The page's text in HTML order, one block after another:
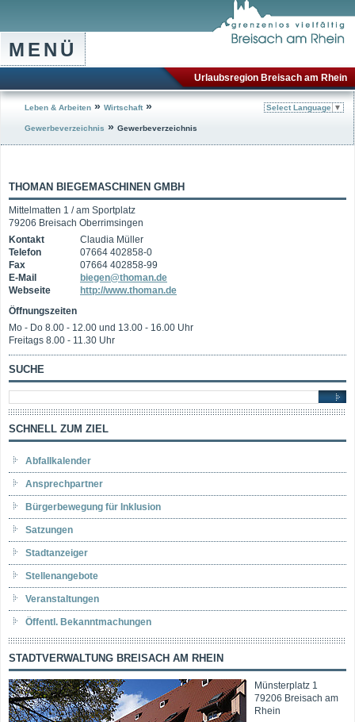
MENÜ
Urlaubsregion Breisach am Rhein
Leben & Arbeiten » Wirtschaft »
Gewerbeverzeichnis » Gewerbeverzeichnis
Select Language ▼
THOMAN BIEGEMASCHINEN GMBH
Mittelmatten 1 / am Sportplatz
79206 Breisach Oberrimsingen
Kontakt
Claudia Müller
Telefon
07664 402858-0
Fax
07664 402858-99
E-Mail
biegen@thoman.de
Webseite
http://www.thoman.de
Öffnungszeiten
Mo - Do 8.00 - 12.00 und 13.00 - 16.00 Uhr
Freitags 8.00 - 11.30 Uhr
SUCHE
SCHNELL ZUM ZIEL
Abfallkalender
Ansprechpartner
Bürgerbewegung für Inklusion
Satzungen
Stadtanzeiger
Stellenangebote
Veranstaltungen
Öffentl. Bekanntmachungen
STADTVERWALTUNG BREISACH AM RHEIN
Münsterplatz 1
79206 Breisach am
Rhein